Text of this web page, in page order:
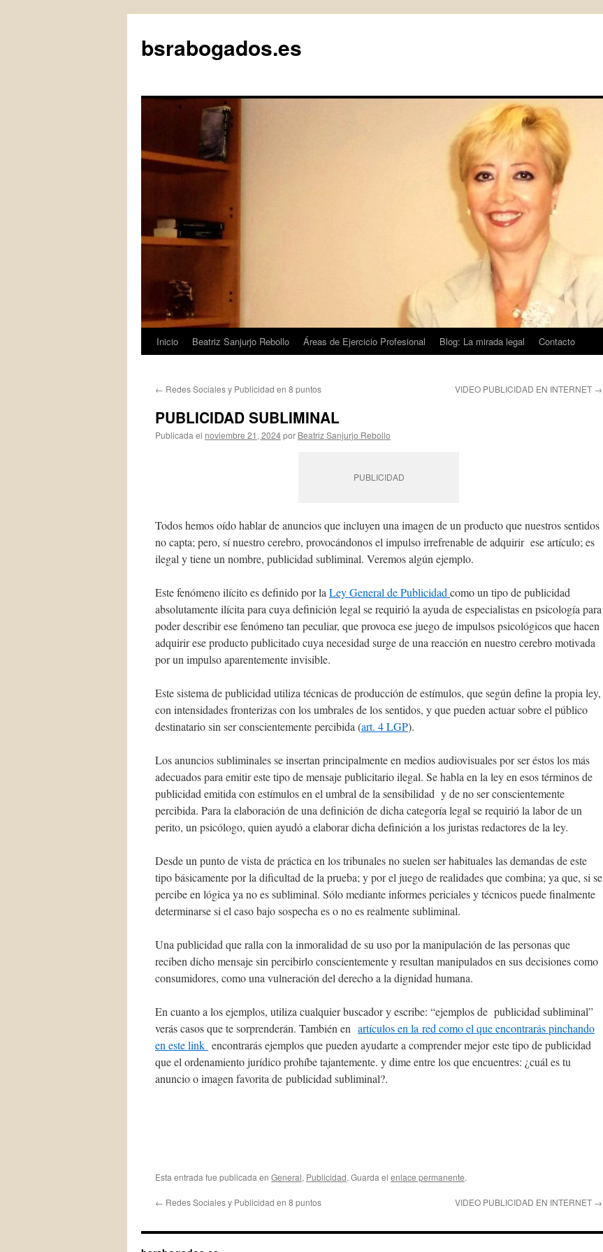
bsrabogados.es
Saltar
contenido
Inicio Beatriz Sanjurjo Rebollo Áreas de Ejercicio Profesional Blog: La mirada legal Contacto
← Redes Sociales y Publicidad en 8 puntos VIDEO PUBLICIDAD EN INTERNET →
PUBLICIDAD SUBLIMINAL
Publicada el noviembre 21, 2024por Beatriz Sanjurjo Rebollo
PUBLICIDAD
Todos hemos oído hablar de anuncios que incluyen una imagen de un producto que nuestros sentidos
no capta; pero, sí nuestro cerebro, provocándonos el impulso irrefrenable de adquirir ese artículo; es
ilegal y tiene un nombre, publicidad subliminal. Veremos algún ejemplo.
Este fenómeno ilícito es definido por la Ley General de Publicidad como un tipo de publicidad
absolutamente ilícita para cuya definición legal se requirió la ayuda de especialistas en psicología para
poder describir ese fenómeno tan peculiar, que provoca ese juego de impulsos psicológicos que hacen
adquirir ese producto publicitado cuya necesidad surge de una reacción en nuestro cerebro motivada
por un impulso aparentemente invisible.
Este sistema de publicidad utiliza técnicas de producción de estímulos, que según define la propia ley,
con intensidades fronterizas con los umbrales de los sentidos, y que pueden actuar sobre el público
destinatario sin ser conscientemente percibida (art. 4 LGP).
Los anuncios subliminales se insertan principalmente en medios audiovisuales por ser éstos los más
adecuados para emitir este tipo de mensaje publicitario ilegal. Se habla en la ley en esos términos de
publicidad emitida con estímulos en el umbral de la sensibilidad y de no ser conscientemente
percibida. Para la elaboración de una definición de dicha categoría legal se requirió la labor de un
perito, un psicólogo, quien ayudó a elaborar dicha definición a los juristas redactores de la ley.
Desde un punto de vista de práctica en los tribunales no suelen ser habituales las demandas de este
tipo básicamente por la dificultad de la prueba; y por el juego de realidades que combina; ya que, si se
percibe en lógica ya no es subliminal. Sólo mediante informes periciales y técnicos puede finalmente
determinarse si el caso bajo sospecha es o no es realmente subliminal.
Una publicidad que ralla con la inmoralidad de su uso por la manipulación de las personas que
reciben dicho mensaje sin percibirlo conscientemente y resultan manipulados en sus decisiones como
consumidores, como una vulneración del derecho a la dignidad humana.
En cuanto a los ejemplos, utiliza cualquier buscador y escribe: “ejemplos de publicidad subliminal”
verás casos que te sorprenderán. También en artículos en la red como el que encontrarás pinchando
en este link encontrarás ejemplos que pueden ayudarte a comprender mejor este tipo de publicidad
que el ordenamiento jurídico prohíbe tajantemente. y dime entre los que encuentres: ¿cuál es tu
anuncio o imagen favorita de publicidad subliminal?.
Esta entrada fue publicada en General, Publicidad. Guarda el enlace permanente.
← Redes Sociales y Publicidad en 8 puntos VIDEO PUBLICIDAD EN INTERNET →